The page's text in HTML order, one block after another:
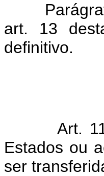
art. 13
definitivo.
Art.
Estados ou
ser